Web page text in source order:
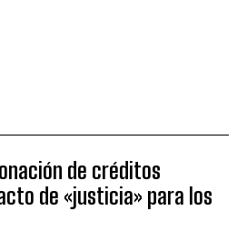
de créditos
de «justicia» para los